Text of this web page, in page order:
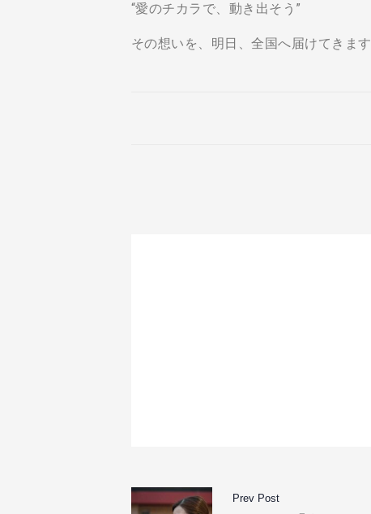
“愛のチカラで、動き出そう”
その想いを、明日、全国へ届けてきます
Prev Post